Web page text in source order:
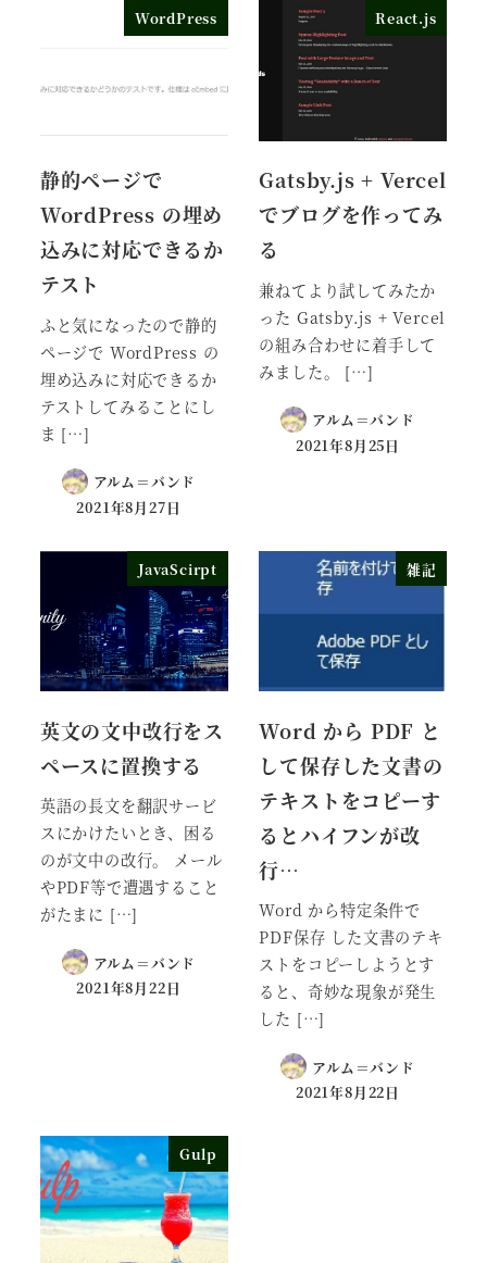
WordPress
静的ページで
WordPress の埋め
込みに対応できるか
テスト
ふと気になったので静的
ページで WordPress の
埋め込みに対応できるか
テストしてみることにし
ま […]
アルム＝バンド
2021年8月27日
React.js
Gatsby.js + Vercel
でブログを作ってみ
る
兼ねてより試してみたか
った Gatsby.js + Vercel
の組み合わせに着手して
みました。 […]
アルム＝バンド
2021年8月25日
JavaScirpt
英文の文中改行をス
ペースに置換する
英語の長文を翻訳サービ
スにかけたいとき、困る
のが文中の改行。 メール
やPDF等で遭遇すること
がたまに […]
アルム＝バンド
2021年8月22日
雑記
Word から PDF と
して保存した文書の
テキストをコピーす
るとハイフンが改
行…
Word から特定条件で
PDF保存 した文書のテキ
ストをコピーしようとす
ると、奇妙な現象が発生
した […]
アルム＝バンド
2021年8月22日
Gulp